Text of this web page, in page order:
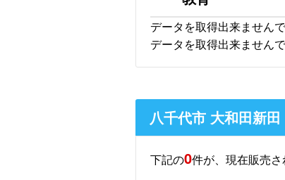
データを取得出来ません
データを取得出来ません
八千代市 大和田新
下記の0件が、現在販売さ